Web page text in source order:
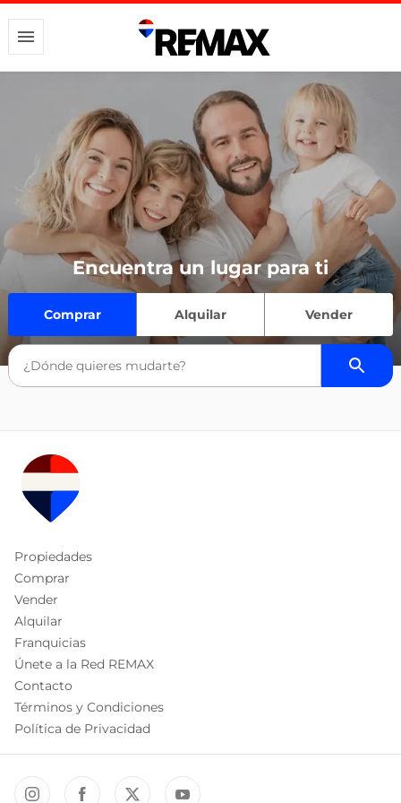
Encuentra un lugar para ti
Comprar Alquilar Vender
Propiedades
Comprar
Vender
Alquilar
Franquicias
Únete a la Red REMAX
Contacto
Términos y Condiciones
Política de Privacidad